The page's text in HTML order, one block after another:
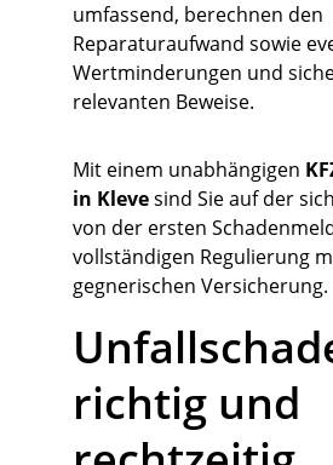
umfassend, berechnen den
Reparaturaufwand sowie
Wertminderungen und
relevanten Beweise.
Mit einem unabhängigen
in Kleve sind Sie auf der
von der ersten
vollständigen Regulierung
gegnerischen Versicherung.
richtig und